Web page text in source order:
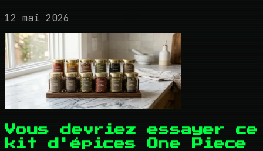
12 mai 2026
Vous devriez essayer ce
kit d'épices One Piece